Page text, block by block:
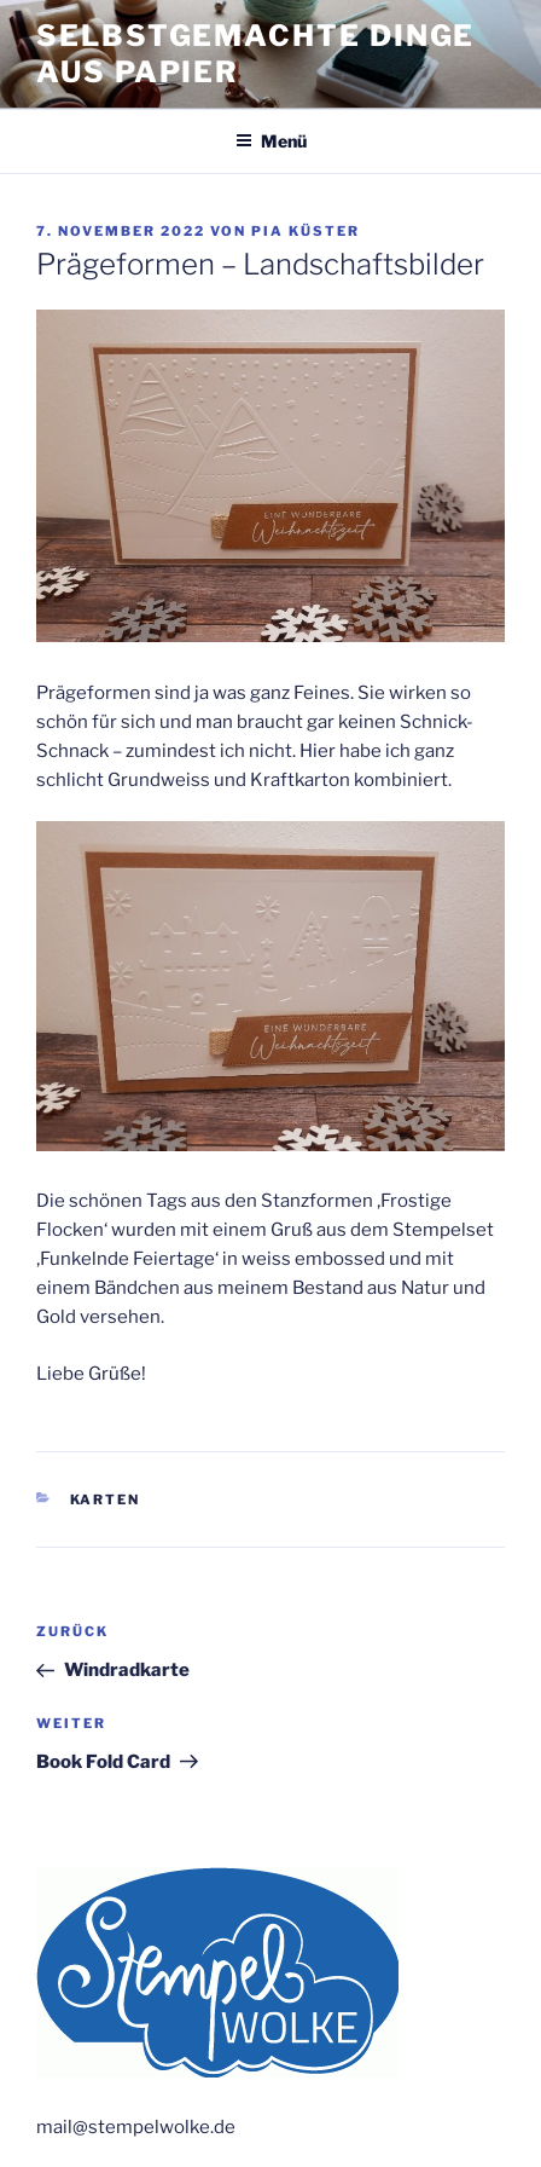
Zum
Inhalt
springen
SELBSTGEMACHTE DINGE
AUS PAPIER
Menü
VERÖFFENTLICHT
AM
7. NOVEMBER 2022 VON PIA KÜSTER
Prägeformen – Landschaftsbilder
Prägeformen sind ja was ganz Feines. Sie wirken so
schön für sich und man braucht gar keinen Schnick-
Schnack – zumindest ich nicht. Hier habe ich ganz
schlicht Grundweiss und Kraftkarton kombiniert.
Die schönen Tags aus den Stanzformen ‚Frostige
Flocken‘ wurden mit einem Gruß aus dem Stempelset
‚Funkelnde Feiertage‘ in weiss embossed und mit
einem Bändchen aus meinem Bestand aus Natur und
Gold versehen.
Liebe Grüße!
KATEGORIEN
KARTEN
Beitragsnavigation
Vorheriger
Beitrag
ZURÜCK
Windradkarte
Nächster
Beitrag
WEITER
Book Fold Card
mail@stempelwolke.de